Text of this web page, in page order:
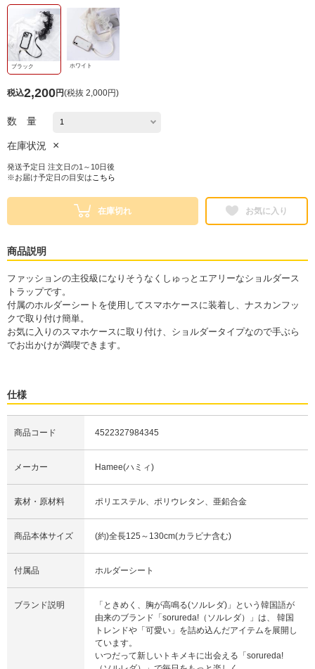
ブラック ホワイト
税込2,200円(税抜 2,000円)
数 量
在庫状況 ×
発送予定日 注文日の1～10日後
※お届け予定日の目安は こちら
在庫切れ お気に入り
商品説明
ファッションの主役級になりそうなくしゅっとエアリーなショルダース
トラップです。
付属のホルダーシートを使用してスマホケースに装着し、ナスカンフッ
クで取り付け簡単。
お気に入りのスマホケースに取り付け、ショルダータイプなので手ぶら
でお出かけが満喫できます。
仕様
商品コード 4522327984345
メーカー Hamee(ハミィ)
素材・原材料 ポリエステル、ポリウレタン、亜鉛合金
商品本体サイズ (約)全長125～130cm(カラビナ含む)
付属品 ホルダーシート
ブランド説明
「ときめく、胸が高鳴る(ソルレダ)」という韓国語が
由来のブランド「sorureda!（ソルレダ）」は、 韓国
トレンドや「可愛い」を詰め込んだアイテムを展開し
ています。
いつだって新しいトキメキに出会える「sorureda!